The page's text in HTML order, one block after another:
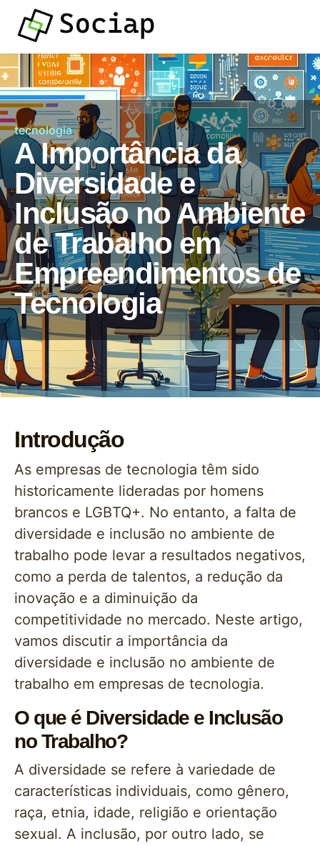
tecnologia
A Importância da
Diversidade e
Inclusão no Ambiente
de Trabalho em
Empreendimentos de
Tecnologia
Introdução
As empresas de tecnologia têm sido
historicamente lideradas por homens
brancos e LGBTQ+. No entanto, a falta de
diversidade e inclusão no ambiente de
trabalho pode levar a resultados negativos,
como a perda de talentos, a redução da
inovação e a diminuição da
competitividade no mercado. Neste artigo,
vamos discutir a importância da
diversidade e inclusão no ambiente de
trabalho em empresas de tecnologia.
O que é Diversidade e Inclusão
no Trabalho?
A diversidade se refere à variedade de
características individuais, como gênero,
raça, etnia, idade, religião e orientação
sexual. A inclusão, por outro lado, se